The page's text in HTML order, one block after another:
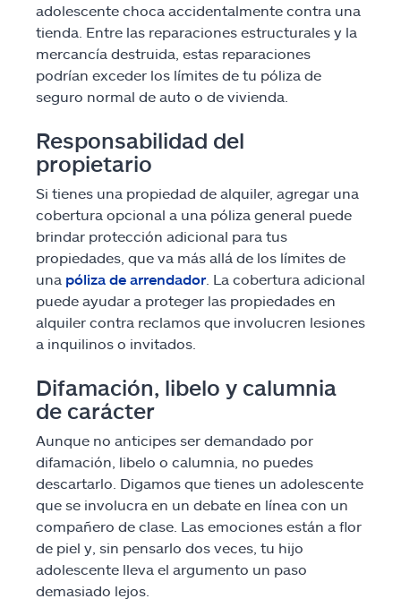
adolescente choca accidentalmente contra una
tienda. Entre las reparaciones estructurales y la
mercancía destruida, estas reparaciones
podrían exceder los límites de tu póliza de
seguro normal de auto o de vivienda.
Responsabilidad del
propietario
Si tienes una propiedad de alquiler, agregar una
cobertura opcional a una póliza general puede
brindar protección adicional para tus
propiedades, que va más allá de los límites de
una póliza de arrendador. La cobertura adicional
puede ayudar a proteger las propiedades en
alquiler contra reclamos que involucren lesiones
a inquilinos o invitados.
Difamación, libelo y calumnia
de carácter
Aunque no anticipes ser demandado por
difamación, libelo o calumnia, no puedes
descartarlo. Digamos que tienes un adolescente
que se involucra en un debate en línea con un
compañero de clase. Las emociones están a flor
de piel y, sin pensarlo dos veces, tu hijo
adolescente lleva el argumento un paso
demasiado lejos.